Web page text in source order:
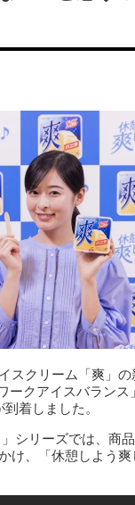
スクリーム「爽」
ークアイスバラン
着しました。
シリーズでは、商
け、「休憩しよう